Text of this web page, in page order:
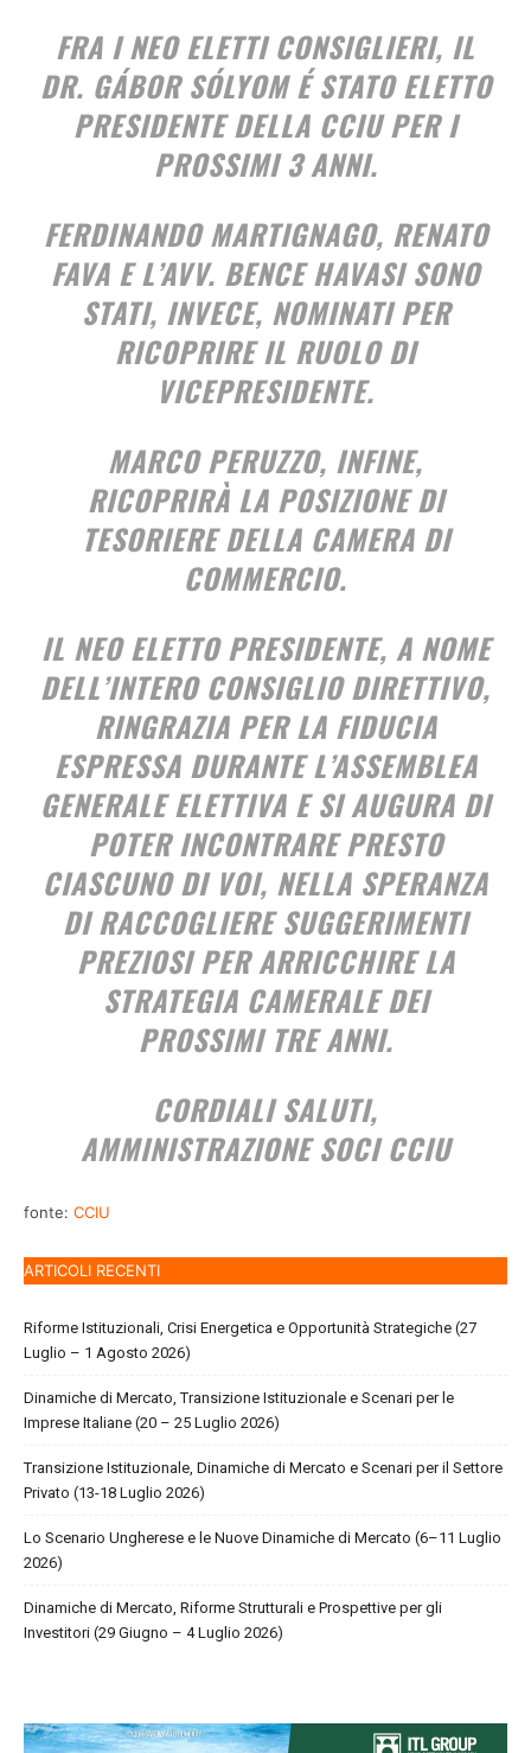
FRA I NEO ELETTI CONSIGLIERI, IL
DR. GÁBOR SÓLYOMÉ STATO ELETTO
PRESIDENTE DELLA CCIU PER I
PROSSIMI 3 ANNI.
FERDINANDO MARTIGNAGO, RENATO
FAVA E L’AVV. BENCE HAVASISONO
STATI, INVECE, NOMINATI PER
RICOPRIRE IL RUOLO DI
VICEPRESIDENTE.
MARCO PERUZZO, INFINE,
RICOPRIRÀ LA POSIZIONE DI
TESORIERE DELLA CAMERA DI
COMMERCIO.
IL NEO ELETTO PRESIDENTE, A NOME
DELL’INTERO CONSIGLIO DIRETTIVO,
RINGRAZIA PER LA FIDUCIA
ESPRESSA DURANTE L’ASSEMBLEA
GENERALE ELETTIVA E SI AUGURA DI
POTER INCONTRARE PRESTO
CIASCUNO DI VOI, NELLA SPERANZA
DI RACCOGLIERE SUGGERIMENTI
PREZIOSI PER ARRICCHIRE LA
STRATEGIA CAMERALE DEI
PROSSIMI TRE ANNI.
CORDIALI SALUTI,
AMMINISTRAZIONE SOCI CCIU
fonte: CCIU
ARTICOLI RECENTI
Riforme Istituzionali, Crisi Energetica e Opportunità Strategiche (27
Luglio – 1 Agosto 2026)
Dinamiche di Mercato, Transizione Istituzionale e Scenari per le
Imprese Italiane (20 – 25 Luglio 2026)
Transizione Istituzionale, Dinamiche di Mercato e Scenari per il Settore
Privato (13-18 Luglio 2026)
Lo Scenario Ungherese e le Nuove Dinamiche di Mercato (6–11 Luglio
2026)
Dinamiche di Mercato, Riforme Strutturali e Prospettive per gli
Investitori (29 Giugno – 4 Luglio 2026)